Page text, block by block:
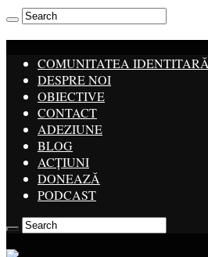
COMUNITATEA IDENTITARĂ
DESPRE NOI
OBIECTIVE
CONTACT
ADEZIUNE
BLOG
ACȚIUNI
DONEAZĂ
PODCAST